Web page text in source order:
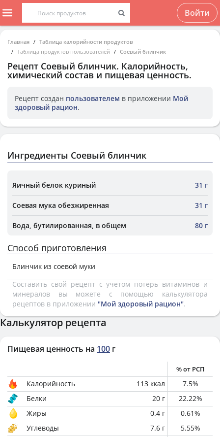
Войти
Главная
Таблица калорийности продуктов
Таблица продуктов пользователей
Соевый блинчик
Рецепт Соевый блинчик. Калорийность,
химический состав и пищевая ценность.
Рецепт создан пользователем в приложении Мой
здоровый рацион.
Ингредиенты Соевый блинчик
Яичный белок куриный 31 г
Соевая мука обезжиренная 31 г
Вода, бутилированная, в общем 80 г
Способ приготовления
Блинчик из соевой муки
Составить свой рецепт с учетом потерь витаминов и
минералов вы можете с помощью калькулятора
рецептов в приложении "Мой здоровый рацион".
Калькулятор рецепта
Пищевая ценность на 100 г
% от РСП
Калорийность 113 ккал 7.5%
Белки
20 г 22.22%
Жиры
0.4 г 0.61%
Углеводы
7.6 г 5.55%